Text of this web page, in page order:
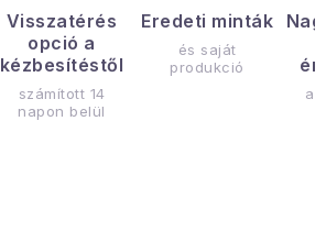
Visszatérés
opció a
kézbesítéstől
számított 14
napon belül
Eredeti minták
és saját
produkció